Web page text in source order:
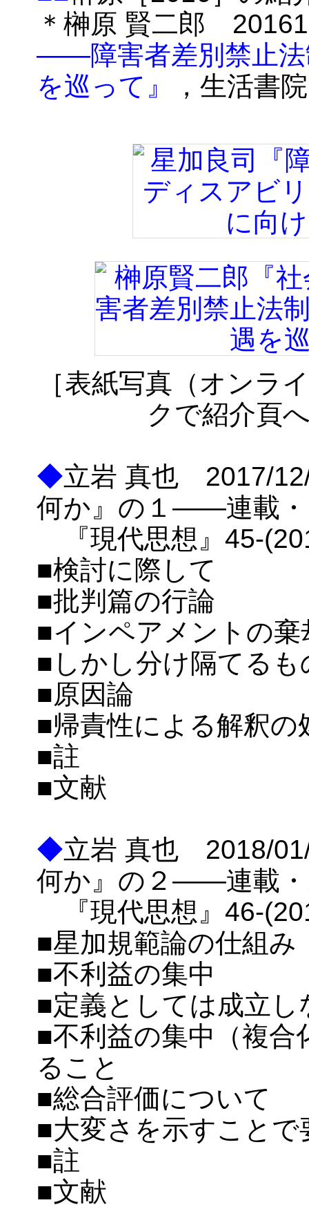
＊榊原 賢二郎
――障害者差別禁止法
を巡って』
，生活書
［表紙写真（オンラ
クで紹介頁
◆立岩 真也 2017/
何か』の１――連載
『現代思想』45-
■検討に際して
■批判篇の行論
■インペアメントの棄
■しかし分け隔てる
■原因論
■帰責性による解釈の
■註
■文献
◆立岩 真也 2018/
何か』の２――連載
『現代思想』46-
■星加規範論の仕組み
■不利益の集中
■定義としては成立し
■不利益の集中（複合
ること
■総合評価について
■大変さを示すこと
■註
■文献